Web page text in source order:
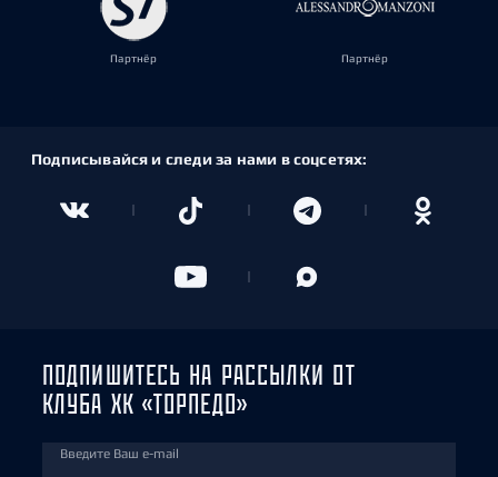
Партнёр Партнёр
Подписывайся и следи за нами в соцсетях:
ПОДПИШИТЕСЬ НА РАССЫЛКИ ОТ
КЛУБА ХК «ТОРПЕДО»
Введите Ваш e-mail